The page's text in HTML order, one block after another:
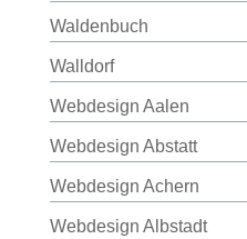
Waldenbuch
Walldorf
Webdesign Aalen
Webdesign Abstatt
Webdesign Achern
Webdesign Albstadt